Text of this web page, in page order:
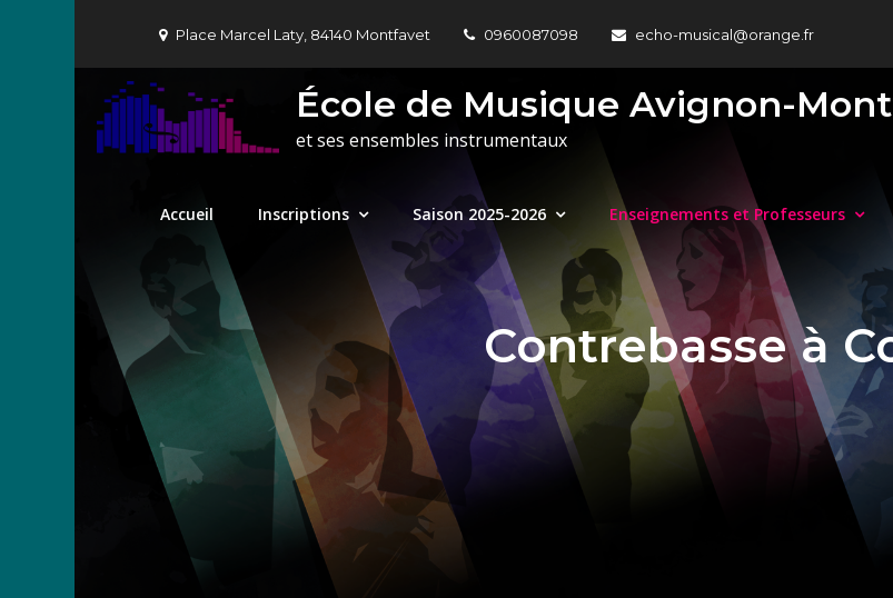
content
Place Marcel Laty, 84140 Montfavet 0960087098 echo-musical@orange.fr
École de Musique Avignon-
et ses ensembles instrumentaux
Accueil Inscriptions Saison 2025-2026 Enseignements et Professeurs
Contrebasse à